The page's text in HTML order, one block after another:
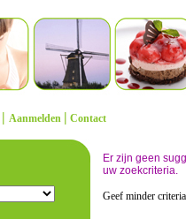
| Aanmelden | Contact
Er zijn geen
uw zoekcriteria.
Geef minder